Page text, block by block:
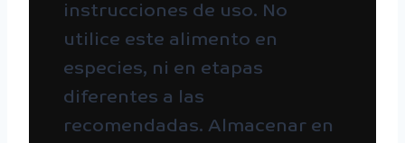
instrucciones de uso. No
utilice este alimento en
especies, ni en etapas
diferentes a las
recomendadas. Almacenar en